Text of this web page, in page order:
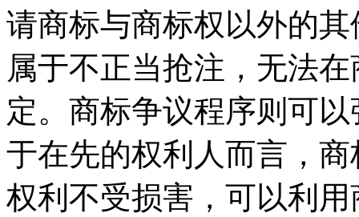
请商标与商标权以外的
属于不正当抢注，无法
定。商标争议程序则可
于在先的权利人而言，
权利不受损害，可以利